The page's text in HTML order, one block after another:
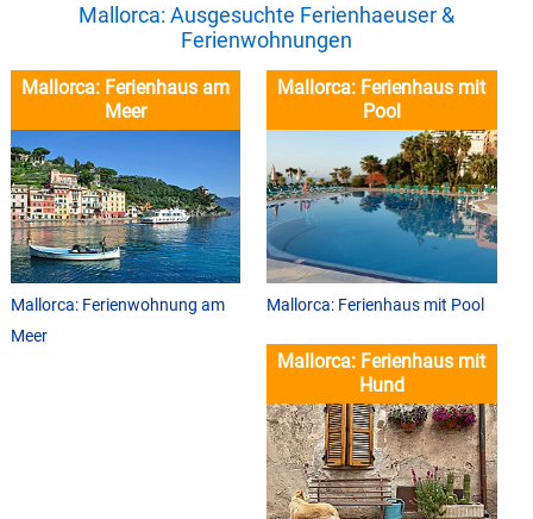
Mallorca: Ausgesuchte Ferienhaeuser &
Ferienwohnungen
Mallorca: Ferienhaus am
Meer
Mallorca: Ferienwohnung am
Meer
Mallorca: Ferienhaus mit
Pool
Mallorca: Ferienhaus mit Pool
Mallorca: Ferienhaus mit
Hund